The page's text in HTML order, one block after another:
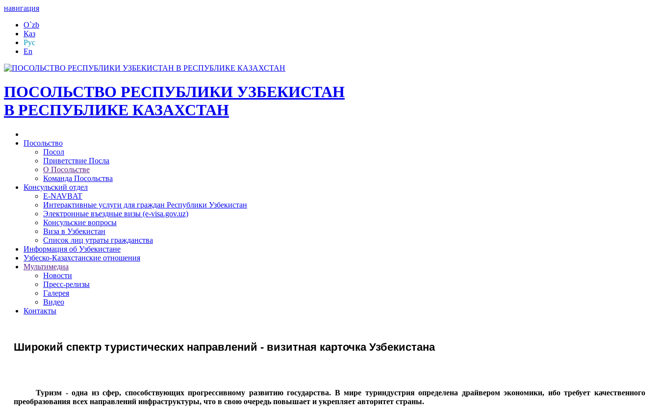
навигация
O`zb
Қаз
Рус
En
ПОСОЛЬСТВО РЕСПУБЛИКИ УЗБЕКИСТАН
В РЕСПУБЛИКЕ КАЗАХСТАН
Посольство
Посол
Приветствие Посла
О Посольстве
Команда Посольства
Консульский отдел
E-NAVBAT
Интерактивные услуги для граждан Республики Узбекистан
Электронные въездные визы (e-visa.gov.uz)
Консульские вопросы
Виза в Узбекистан
Список лиц утраты гражданства
Информация об Узбекистане
Узбеско-Казахстанские отношения
Мультимедиа
Новости
Пресс-релизы
Галерея
Видео
Контакты
Широкий спектр туристических направлений - визитная карточка Узбекистана
Туризм - одна из сфер, способствующих прогрессивному развитию государства. В мире туриндустрия определена драйвером экономики, ибо требует качественного
преобразования всех направлений инфраструктуры, что в свою очередь повышает и укрепляет авторитет страны.